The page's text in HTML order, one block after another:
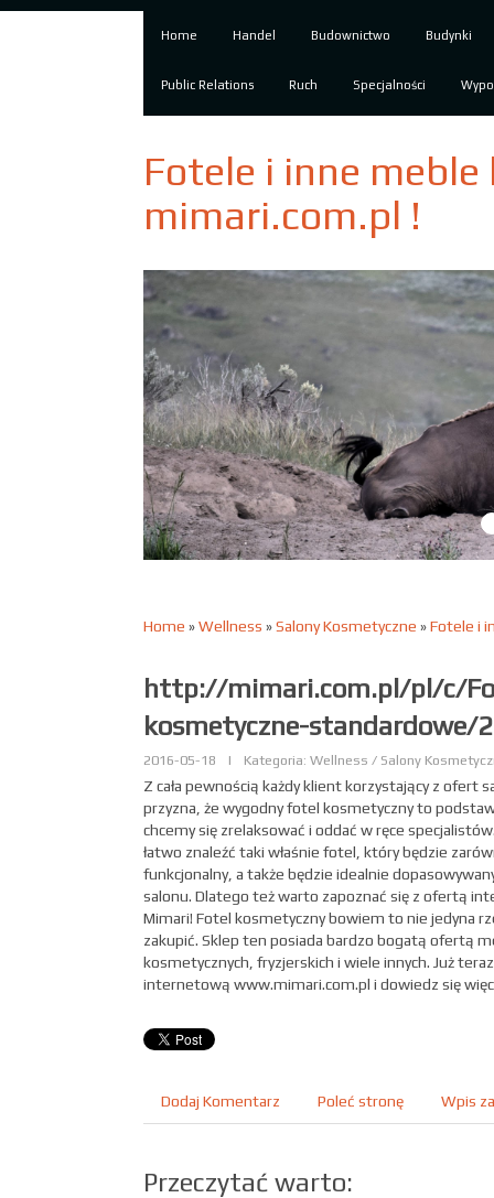
Home Handel Budownictwo Budynki
Public Relations Ruch Specjalności
Fotele i inne
mimari.com.pl !
Home »Wellness »Salony Kosmetyczne »Fotele i
http://mimari.com.pl/pl/c/
kosmetyczne-standardowe/
2016-05-18 | Kategoria: Wellness / Salony
Z cała pewnością każdy klient korzystający z ofert
przyzna, że wygodny fotel kosmetyczny to
chcemy się zrelaksować i oddać w ręce
łatwo znaleźć taki właśnie fotel, który będzie
funkcjonalny, a także będzie idealnie
salonu. Dlatego też warto zapoznać się z ofertą
Mimari! Fotel kosmetyczny bowiem to nie jedyna
zakupić. Sklep ten posiada bardzo bogatą ofertą
kosmetycznych, fryzjerskich i wiele innych. Już
internetową www.mimari.com.pl i dowiedz się
Dodaj Komentarz Poleć stronę Wpis
Przeczytać warto: